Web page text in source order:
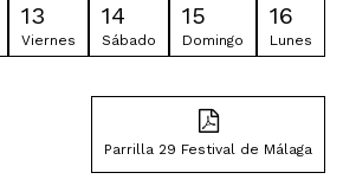
13
Viernes
14
Sábado
15
Domingo
16
Lunes
Parrilla 29 Festival de Málaga